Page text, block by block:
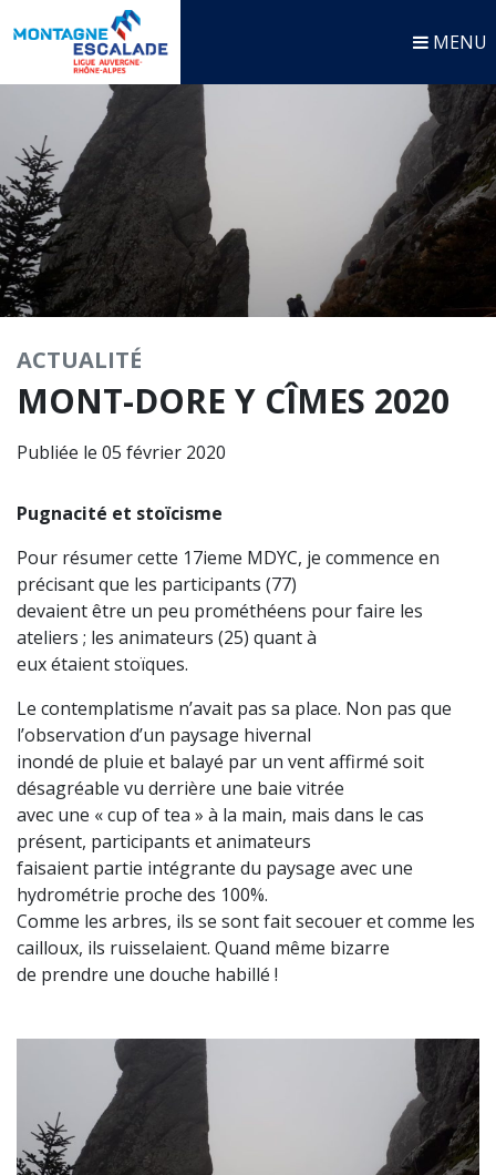
MENU
ACTUALITÉ
MONT-DORE Y CÎMES 2020
Publiée le 05 février 2020
Pugnacité et stoïcisme
Pour résumer cette 17ieme MDYC, je commence en
précisant que les participants (77)
devaient être un peu prométhéens pour faire les
ateliers ; les animateurs (25) quant à
eux étaient stoïques.
Le contemplatisme n’avait pas sa place. Non pas que
l’observation d’un paysage hivernal
inondé de pluie et balayé par un vent affirmé soit
désagréable vu derrière une baie vitrée
avec une « cup of tea » à la main, mais dans le cas
présent, participants et animateurs
faisaient partie intégrante du paysage avec une
hydrométrie proche des 100%.
Comme les arbres, ils se sont fait secouer et comme les
cailloux, ils ruisselaient. Quand même bizarre
de prendre une douche habillé !